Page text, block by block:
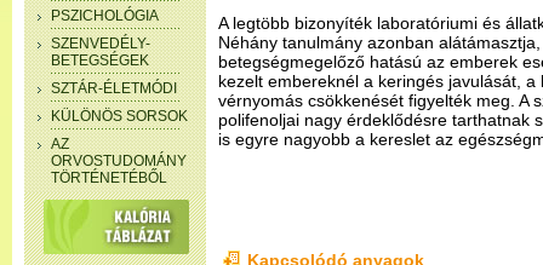
PSZICHOLÓGIA
SZENVEDÉLY-
BETEGSÉGEK
SZTÁR-ÉLETMÓDI
KÜLÖNÖS SORSOK
AZ
ORVOSTUDOMÁNY
TÖRTÉNETÉBŐL
A legtöbb bizonyíték laboratóriumi és
Néhány tanulmány azonban
betegségmegelőző hatású az emberek
kezelt embereknél a keringés javulását, a
vérnyomás csökkenését figyelték meg. A
polifenoljai nagy érdeklődésre tarthatnak
is egyre nagyobb a kereslet az
Kapcsolódó anyagok